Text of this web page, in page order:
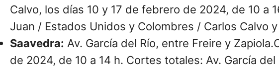
Calvo, los días 10 y 17 de febrero de 2024, de 10 a
Juan / Estados Unidos y Colombres / Carlos Calvo
Saavedra: Av. García del Río, entre Freire y
de 2024, de 10 a 14 h. Cortes totales: Av. García